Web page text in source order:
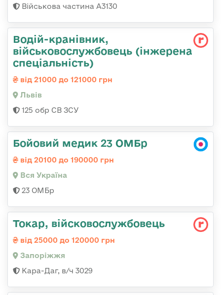
Військова частина А3130
Водій-кранівник,
військовослужбовець (інжерена
спеціальність)
від 21000 до 121000 грн
Львів
125 обр СВ ЗСУ
Бойовий медик 23 ОМБр
від 20100 до 190000 грн
Вся Україна
23 ОМБр
Токар, війсковослужбовець
від 25000 до 120000 грн
Запоріжжя
Кара-Даг, в/ч 3029